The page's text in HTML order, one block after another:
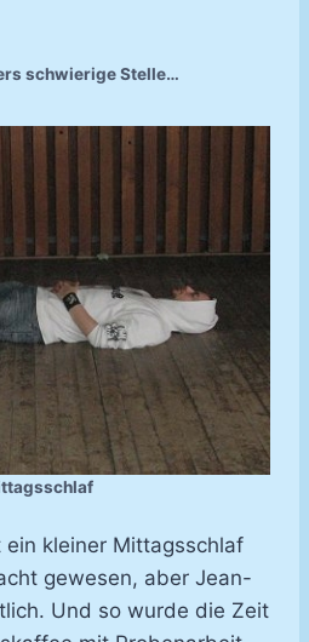
schwierige Stelle…
kleiner Mittagsschlaf
gewesen, aber Jean-
Und so wurde die Zeit